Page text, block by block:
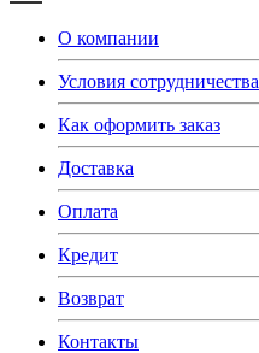
О компании
Условия сотрудничества
Как оформить заказ
Доставка
Оплата
Кредит
Возврат
Контакты